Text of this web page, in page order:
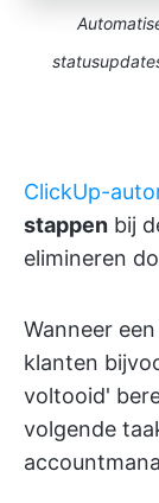
ClickUp-
stappen bij
elimineren
Wanneer
klanten
voltooid'
volgende